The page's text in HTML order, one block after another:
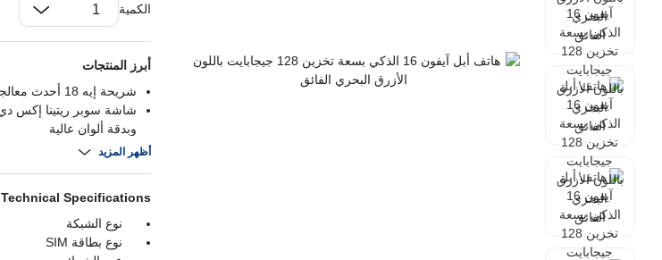
الكمية
أبرز المنتجات
شريحة إيه 18 أحدث معالجات آبل سريعة وفعالة
وبدقة ألوان عالية
أظهر المزيد
Technical Specifications
نوع الشبكة
نوع بطاقة SIM